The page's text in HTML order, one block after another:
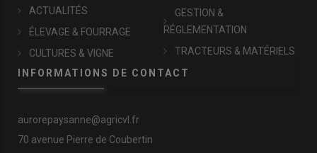
ACTUALITÉS
ÉLEVAGE & FOURRAGE
CULTURES & VIGNE
GESTION &
RÉGLEMENTATION
TRACTEURS & MATÉRIELS
INFORMATIONS DE CONTACT
aurorepaysanne@agricvl.fr
70 avenue Pierre de Coubertin